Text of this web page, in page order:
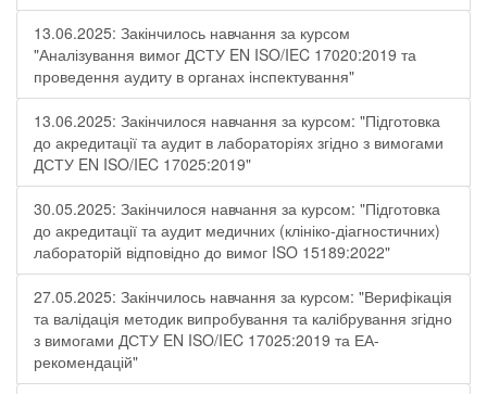
13.06.2025: Закінчилось навчання за курсом
"Аналізування вимог ДСТУ EN ISO/IEC 17020:2019 та
проведення аудиту в органах інспектування"
13.06.2025: Закінчилося навчання за курсом: "Підготовка
до акредитації та аудит в лабораторіях згідно з вимогами
ДСТУ EN ISO/IEC 17025:2019"
30.05.2025: Закінчилося навчання за курсом: "Підготовка
до акредитації та аудит медичних (клініко-діагностичних)
лабораторій відповідно до вимог ISO 15189:2022"
27.05.2025: Закінчилось навчання за курсом: "Верифікація
та валідація методик випробування та калібрування згідно
з вимогами ДСТУ EN ISO/IEC 17025:2019 та ЕА-
рекомендацій"